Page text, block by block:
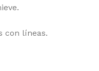
con líneas.